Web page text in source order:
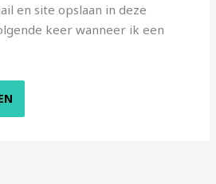
en site opslaan in deze
keer wanneer ik een